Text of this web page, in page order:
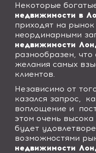
Некоторые
недвижимости в
приходят на рынок
неординарными
недвижимости
разнообразен, что
желания самых
клиентов.
Независимо от
казался запрос,
воплощение и
этом очень высока
будет
возможностями
недвижимости